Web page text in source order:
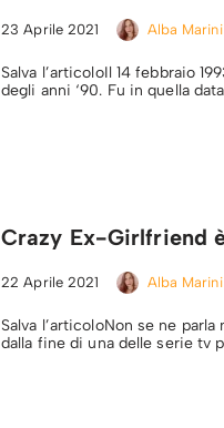
23 Aprile 2021 Alba Marini
Salva l’articoloIl 14 febbraio
degli anni ‘90. Fu in quella
Crazy Ex-Girlfriend
22 Aprile 2021 Alba Marini
Salva l’articoloNon se ne
dalla fine di una delle serie tv